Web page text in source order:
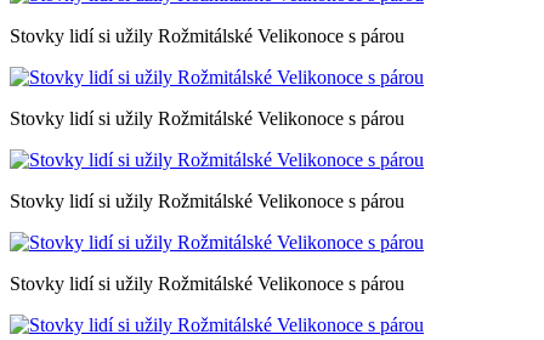
Stovky lidí si užily Rožmitálské Velikonoce s párou
Stovky lidí si užily Rožmitálské Velikonoce s párou
Stovky lidí si užily Rožmitálské Velikonoce s párou
Stovky lidí si užily Rožmitálské Velikonoce s párou